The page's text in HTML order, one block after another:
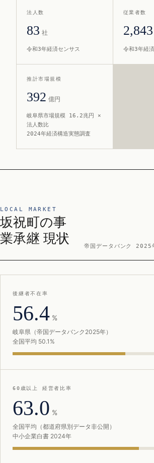
法人数
83 社
令和3年経済センサス
従業者数
2,843
令和3年経
推計市場規模
392 億円
岐阜県市場規模 16.2兆円 ×
法人数比
2024年経済構造実態調査
LOCAL MARKET
坂祝町の事
業承継 現状
帝国データバンク 2025
後継者不在率
56.4 %
岐阜県（帝国データバンク2025年）
全国平均 50.1%
60歳以上 経営者比率
63.0 %
全国平均（都道府県別データ非公開）
中小企業白書 2024年